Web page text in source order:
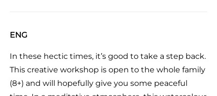
ENG
In these hectic times, it’s good to take a step back.
This creative workshop is open to the whole family
(8+) and will hopefully give you some peaceful